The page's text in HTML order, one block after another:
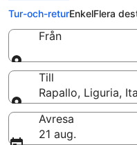
Billiga
Tur-och-returEnkelFlera
Från
Från
Till
Rapallo, Liguria,
Till
Avresa
21 aug.